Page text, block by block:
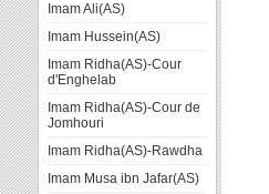
Imam Ali(AS)
Imam Hussein(AS)
Imam Ridha(AS)-Cour
d'Enghelab
Imam Ridha(AS)-Cour de
Jomhouri
Imam Ridha(AS)-Rawdha
Imam Musa ibn Jafar(AS)